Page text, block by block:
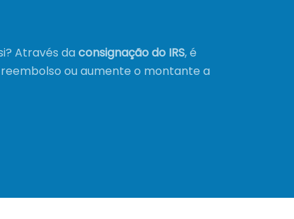
Através daconsignação do IRS, é
reembolso ou aumente o montante a